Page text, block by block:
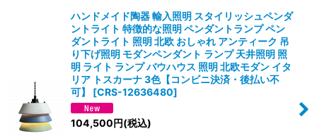
ハンドメイド陶器 輸入照明 スタイリッシュペンダ
ントライト 特徴的な照明 ペンダントランプ ペン
ダントライト 照明 北欧 おしゃれ アンティーク 吊
り下げ照明 モダンペンダント ランプ 天井照明 照
明 ライト ランプ バウハウス 照明 北欧モダン イタ
リア トスカーナ 3色【コンビニ決済・後払い不
可】
[CRS-12636480]
104,500円(税込)